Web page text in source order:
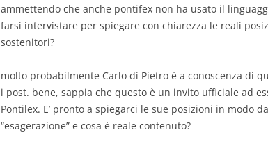
ammettendo che anche pontifex non ha usato il
farsi intervistare per spiegare con chiarezza le reali
sostenitori?
molto probabilmente Carlo di Pietro è a conoscenza di
i post. bene, sappia che questo è un invito ufficiale ad
Pontilex. E’ pronto a spiegarci le sue posizioni in modo
“esagerazione” e cosa è reale contenuto?